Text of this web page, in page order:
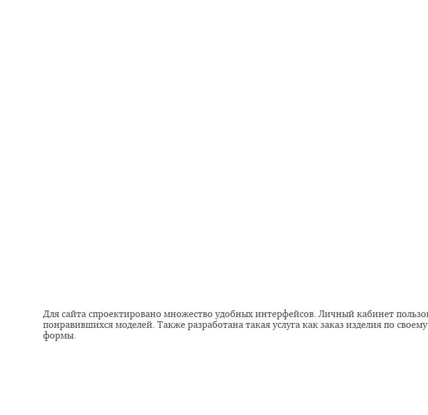
Для сайта спроектировано множество удобных интерфейсов. Личный кабинет
понравившихся моделей. Также разработана такая услуга как заказ изделия по
формы.